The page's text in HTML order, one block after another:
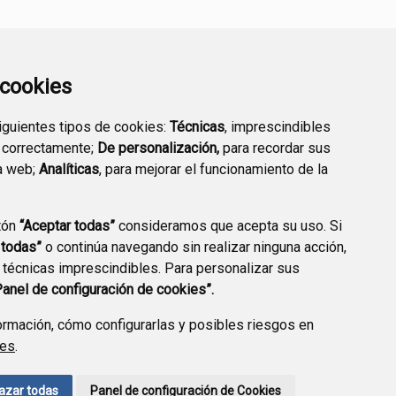
tipos de cookies: Técnicas, imprescindibles
De personalización, para recordar sus
web; Analíticas, para mejorar el funcionamiento de la
“Aceptar todas” consideramos que acepta su uso. Si
o continúa navegando sin realizar ninguna acción,
imprescindibles. Para personalizar sus
de configuración de cookies”.
cómo configurarlas y posibles riesgos en
.
todas Panel de configuración de Cookies
DIRECTORIO
EMPRESARIAL
VALIDACIÓN DE
DOCUMENTOS
DE DATOS ACCESIBILIDAD POLÍTICA DE COOKIES